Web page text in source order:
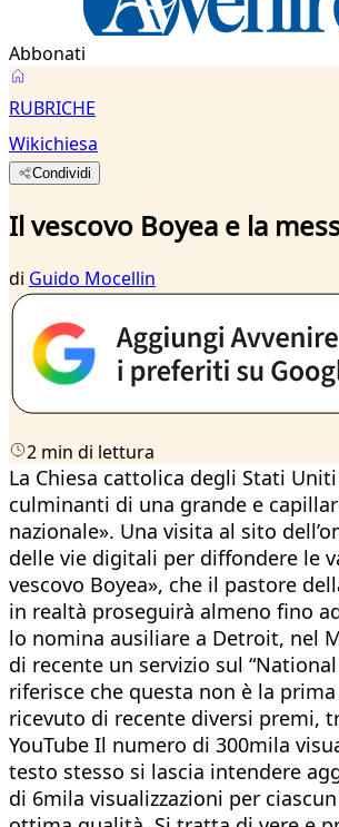
Abbonati
RUBRICHE
Wikichiesa
Condividi
Il vescovo Boyea e la
di Guido Mocellin
2 min di lettura
La Chiesa cattolica degli Stati
culminanti di una grande e
nazionale». Una visita al sito
delle vie digitali per diffondere le
vescovo Boyea», che il pastore
in realtà proseguirà almeno fino
lo nomina ausiliare a Detroit, nel
di recente un servizio sul
riferisce che questa non è la
ricevuto di recente diversi premi,
YouTube Il numero di 300mila
testo stesso si lascia intendere
di 6mila visualizzazioni per